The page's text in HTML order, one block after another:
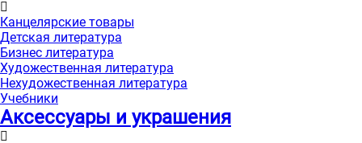
Канцелярские товары
Детская литература
Бизнес литература
Художественная литература
Нехудожественная литература
Учебники
Аксессуары и украшения